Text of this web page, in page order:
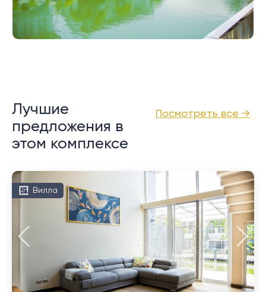
Посмотреть все →
Лучшие
предложения в
этом комплексе
Вилла